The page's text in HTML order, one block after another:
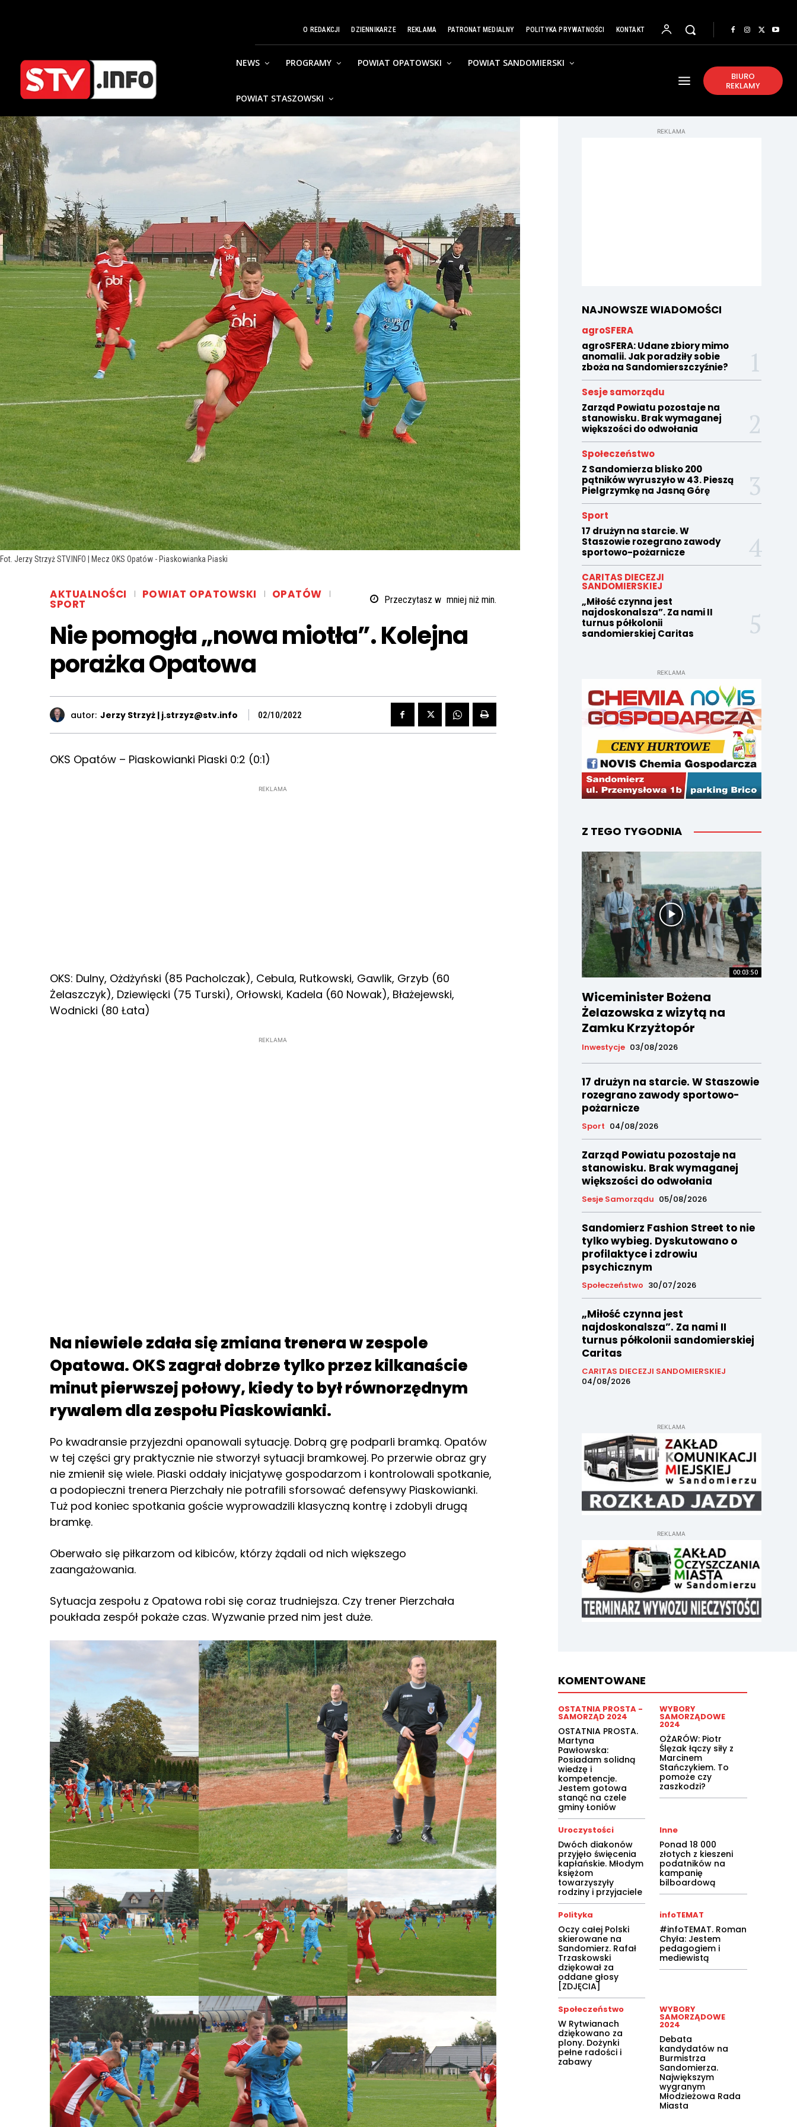
O REDAKCJI DZIENNIKARZE REKLAMA PATRONAT MEDIALNY POLITYKA PRYWATNOŚCI KONTAKT
NEWS PROGRAMY POWIAT OPATOWSKI POWIAT SANDOMIERSKI
POWIAT STASZOWSKI
BIURO
REKLAMY
Fot. Jerzy Strzyż STV.INFO | Mecz OKS Opatów - Piaskowianka Piaski
AKTUALNOŚCI POWIAT OPATOWSKI OPATÓW
SPORT Przeczytasz w mniej niżmin.
Nie pomogła „nowa miotła”. Kolejna
porażka Opatowa
autor: Jerzy Strzyż | j.strzyz@stv.info 02/10/2022
OKS Opatów – Piaskowianki Piaski 0:2 (0:1)
REKLAMA
OKS: Dulny, Ożdżyński (85 Pacholczak), Cebula, Rutkowski, Gawlik, Grzyb (60
Żelaszczyk), Dziewięcki (75 Turski), Orłowski, Kadela (60 Nowak), Błażejewski,
Wodnicki (80 Łata)
REKLAMA
Na niewiele zdała się zmiana trenera w zespole
Opatowa. OKS zagrał dobrze tylko przez kilkanaście
minut pierwszej połowy, kiedy to był równorzędnym
rywalem dla zespołu Piaskowianki.
Po kwadransie przyjezdni opanowali sytuację. Dobrą grę podparli bramką. Opatów
w tej części gry praktycznie nie stworzył sytuacji bramkowej. Po przerwie obraz gry
nie zmienił się wiele. Piaski oddały inicjatywę gospodarzom i kontrolowali spotkanie,
a podopieczni trenera Pierzchały nie potrafili sforsować defensywy Piaskowianki.
Tuż pod koniec spotkania goście wyprowadzili klasyczną kontrę i zdobyli drugą
bramkę.
Oberwało się piłkarzom od kibiców, którzy żądali od nich większego
zaangażowania.
Sytuacja zespołu z Opatowa robi się coraz trudniejsza. Czy trener Pierzchała
poukłada zespół pokaże czas. Wyzwanie przed nim jest duże.
REKLAMA
NAJNOWSZE WIADOMOŚCI
agroSFERA
agroSFERA: Udane zbiory mimo
anomalii. Jak poradziły sobie
zboża na Sandomierszczyźnie?
Sesje samorządu
Zarząd Powiatu pozostaje na
stanowisku. Brak wymaganej
większości do odwołania
Społeczeństwo
Z Sandomierza blisko 200
pątników wyruszyło w 43. Pieszą
Pielgrzymkę na Jasną Górę
Sport
17 drużyn na starcie. W
Staszowie rozegrano zawody
sportowo-pożarnicze
CARITAS DIECEZJI
SANDOMIERSKIEJ
„Miłość czynna jest
najdoskonalsza”. Za nami II
turnus półkolonii
sandomierskiej Caritas
REKLAMA
Z TEGO TYGODNIA
00:03:50
Wiceminister Bożena
Żelazowska z wizytą na
Zamku Krzyżtopór
Inwestycje 03/08/2026
17 drużyn na starcie. W Staszowie
rozegrano zawody sportowo-
pożarnicze
Sport 04/08/2026
Zarząd Powiatu pozostaje na
stanowisku. Brak wymaganej
większości do odwołania
Sesje Samorządu 05/08/2026
Sandomierz Fashion Street to nie
tylko wybieg. Dyskutowano o
profilaktyce i zdrowiu
psychicznym
Społeczeństwo 30/07/2026
„Miłość czynna jest
najdoskonalsza”. Za nami II
turnus półkolonii sandomierskiej
Caritas
CARITAS DIECEZJI SANDOMIERSKIEJ
04/08/2026
REKLAMA
REKLAMA
KOMENTOWANE
OSTATNIA PROSTA -
SAMORZĄD 2024
OSTATNIA PROSTA.
Martyna
Pawłowska:
Posiadam solidną
wiedzę i
kompetencje.
Jestem gotowa
stanąć na czele
gminy Łoniów
WYBORY
SAMORZĄDOWE
2024
OŻARÓW: Piotr
Ślęzak łączy siły z
Marcinem
Stańczykiem. To
pomoże czy
zaszkodzi?
Uroczystości
Dwóch diakonów
przyjęło święcenia
kapłańskie. Młodym
księżom
towarzyszyły
rodziny i przyjaciele
Inne
Ponad 18 000
złotych z kieszeni
podatników na
kampanię
bilboardową
Polityka
Oczy całej Polski
skierowane na
Sandomierz. Rafał
Trzaskowski
dziękował za
oddane głosy
[ZDJĘCIA]
infoTEMAT
#infoTEMAT. Roman
Chyła: Jestem
pedagogiem i
mediewistą
Społeczeństwo
W Rytwianach
dziękowano za
plony. Dożynki
pełne radości i
zabawy
WYBORY
SAMORZĄDOWE
2024
Debata
kandydatów na
Burmistrza
Sandomierza.
Największym
wygranym
Młodzieżowa Rada
Miasta